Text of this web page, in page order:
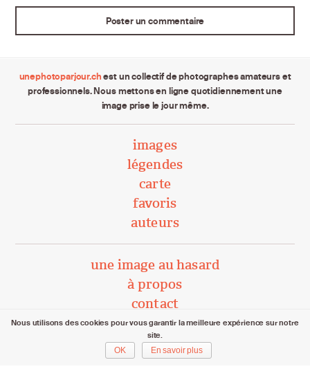
unephotoparjour.chest un collectif de photographes amateurs et
professionnels. Nous mettons en ligne quotidiennement une
image prise le jour même.
images
légendes
carte
favoris
auteurs
une image au hasard
à propos
contact
unephotoparjour.ch/ 2015 – 2026
Tous droits réservés aux auteurs respectifs.
Nous utilisons des cookies pour vous garantir la meilleure expérience sur notre
site.
OK
En savoir plus